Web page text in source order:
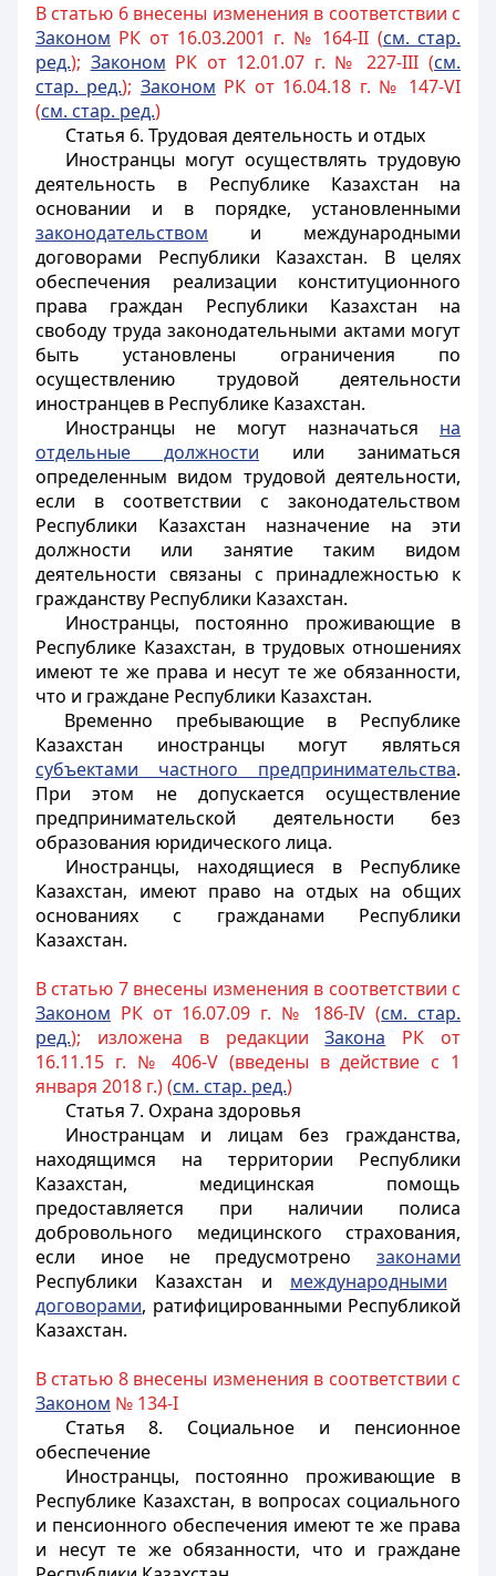
В статью 6 внесены изменения в соответствии с
Законом РК от 16.03.2001 г. № 164-II (см. стар.
ред.); Законом РК от 12.01.07 г. № 227-III (см.
стар. ред.); Законом РК от 16.04.18 г. № 147-VI
(см. стар. ред.)
Статья 6. Трудовая деятельность и отдых
Иностранцымогут осуществлять трудовую
деятельность в Республике Казахстан на
основании и в порядке, установленными
законодательством и международными
договорами Республики Казахстан. В целях
обеспечения реализации конституционного
права граждан Республики Казахстан на
свободу труда законодательными актами могут
быть установлены ограничения по
осуществлению трудовой деятельности
иностранцев в Республике Казахстан.
Иностранцыне могут назначаться на
отдельные должности или заниматься
определенным видом трудовой деятельности,
если в соответствии с законодательством
Республики Казахстан назначение на эти
должности или занятие таким видом
деятельности связаны с принадлежностью к
гражданству Республики Казахстан.
Иностранцы, постоянно проживающие в
Республике Казахстан, в трудовых отношениях
имеют те же права и несут те же обязанности,
что и граждане Республики Казахстан.
Временно пребывающие в Республике
Казахстан иностранцы могут являться
субъектами частного предпринимательства.
При этом не допускается осуществление
предпринимательской деятельности без
образования юридического лица.
Иностранцы, находящиеся в Республике
Казахстан, имеют право на отдых на общих
основаниях с гражданами Республики
Казахстан.
В статью 7 внесены изменения в соответствии с
Законом РК от 16.07.09 г. № 186-IV (см. стар.
ред.); изложена в редакцииЗакона РК от
16.11.15 г. № 406-V (введены в действие с 1
января 2018 г.) (см. стар. ред.)
Статья 7. Охрана здоровья
Иностранцам и лицам без гражданства,
находящимся на территории Республики
Казахстан, медицинская помощь
предоставляется при наличии полиса
добровольного медицинского страхования,
если иное не предусмотрено законами
Республики Казахстан и международными
договорами, ратифицированными Республикой
Казахстан.
В статью 8 внесены изменения в соответствии с
Законом № 134-I
Статья 8. Социальное и пенсионное
обеспечение
Иностранцы, постоянно проживающие в
Республике Казахстан, в вопросах социального
и пенсионного обеспечения имеют те же права
и несут те же обязанности, что и граждане